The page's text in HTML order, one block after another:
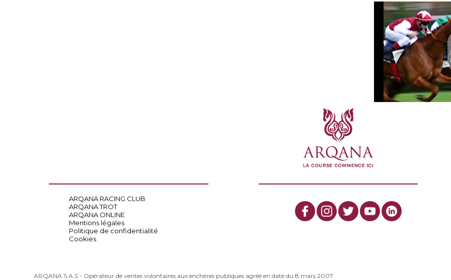
ARQANA RACING CLUB
ARQANA TROT
ARQANA ONLINE
Mentions légales
Politique de confidentialité
Cookies
ARQANA S.A.S - Opérateur de ventes volontaires aux enchères publiques agréé en date du 8 mars 2007